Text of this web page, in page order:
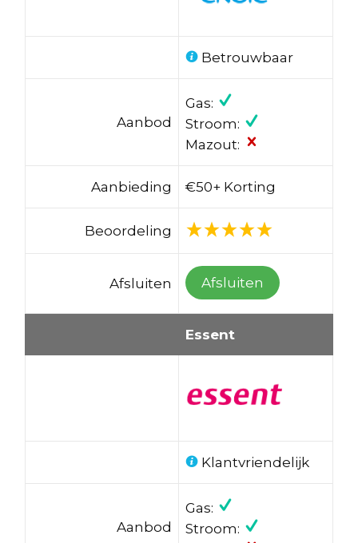
Betrouwbaar
Aanbod
Gas:
Stroom:
Mazout:
Aanbieding €50+ Korting
Beoordeling
Afsluiten Afsluiten
Essent
Klantvriendelijk
Aanbod
Gas:
Stroom: